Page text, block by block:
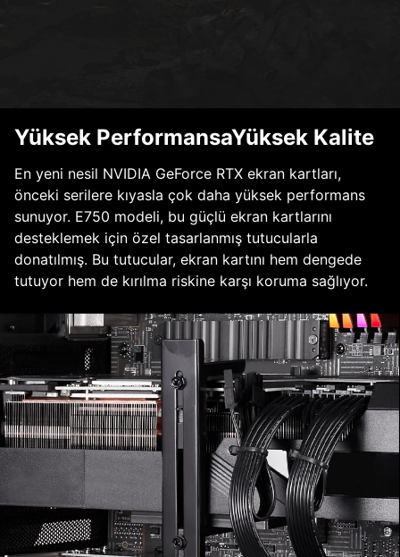
Yüksek PerformansaYüksek Kalite
En yeni nesil NVIDIA GeForce RTX ekran kartları,
önceki serilere kıyasla çok daha yüksek performans
sunuyor. E750 modeli, bu güçlü ekran kartlarını
desteklemek için özel tasarlanmış tutucularla
donatılmış. Bu tutucular, ekran kartını hem dengede
tutuyor hem de kırılma riskine karşı koruma sağlıyor.